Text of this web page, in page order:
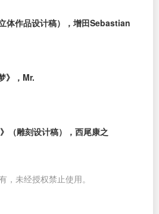
体作品设计稿），增田Sebastian
》，Mr.
（雕刻设计稿），西尾康之
未经授权禁止使用。